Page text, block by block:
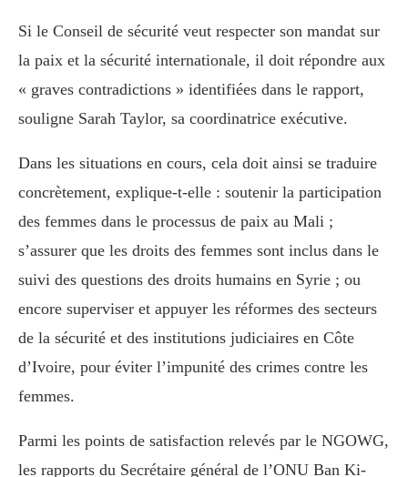
Si le Conseil de sécurité veut respecter son mandat sur
la paix et la sécurité internationale, il doit répondre aux
« graves contradictions » identifiées dans le rapport,
souligne Sarah Taylor, sa coordinatrice exécutive.
Dans les situations en cours, cela doit ainsi se traduire
concrètement, explique-t-elle : soutenir la participation
des femmes dans le processus de paix au Mali ;
s’assurer que les droits des femmes sont inclus dans le
suivi des questions des droits humains en Syrie ; ou
encore superviser et appuyer les réformes des secteurs
de la sécurité et des institutions judiciaires en Côte
d’Ivoire, pour éviter l’impunité des crimes contre les
femmes.
Parmi les points de satisfaction relevés par le NGOWG,
les rapports du Secrétaire général de l’ONU Ban Ki-